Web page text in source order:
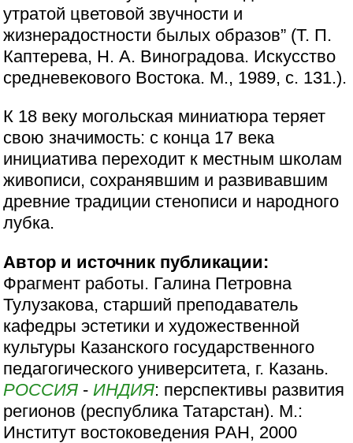
утратой цветовой звучности и
жизнерадостности былых образов” (Т. П.
Каптерева, Н. А. Виноградова. Искусство
средневекового Востока. М., 1989, с. 131.).
К 18 веку могольская миниатюра теряет
свою значимость: с конца 17 века
инициатива переходит к местным школам
живописи, сохранявшим и развивавшим
древние традиции стенописи и народного
лубка.
Автор и источник публикации:
Фрагмент работы. Галина Петровна
Тулузакова, старший преподаватель
кафедры эстетики и художественной
культуры Казанского государственного
педагогического университета, г. Казань.
РОССИЯ - ИНДИЯ: перспективы развития
регионов (республика Татарстан). М.:
Институт востоковедения РАН, 2000